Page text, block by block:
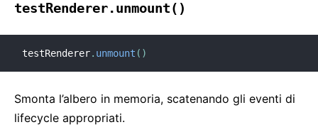
testRenderer.unmount()
testRenderer. unmount ( )
Smonta l’albero in memoria, scatenando gli eventi di
lifecycle appropriati.